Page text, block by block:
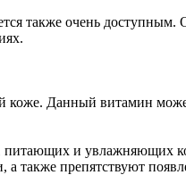
также очень доступным.
коже. Данный витамин
питающих и увлажняющих
а также препятствуют